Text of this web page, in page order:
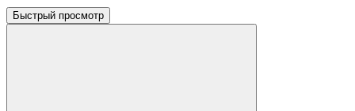
Быстрый просмотр